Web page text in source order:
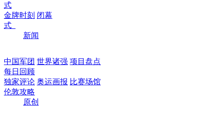
式
金牌时刻 闭幕
式
新闻
中国军团 世界诸强 项目盘点
每日回顾
独家评论 奥运画报 比赛场馆
伦敦攻略
原创